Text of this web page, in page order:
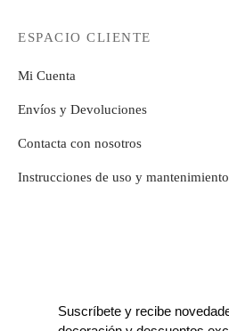
ESPACIO CLIENTE
Mi Cuenta
Envíos y Devoluciones
Contacta con nosotros
Instrucciones de uso y mantenimiento